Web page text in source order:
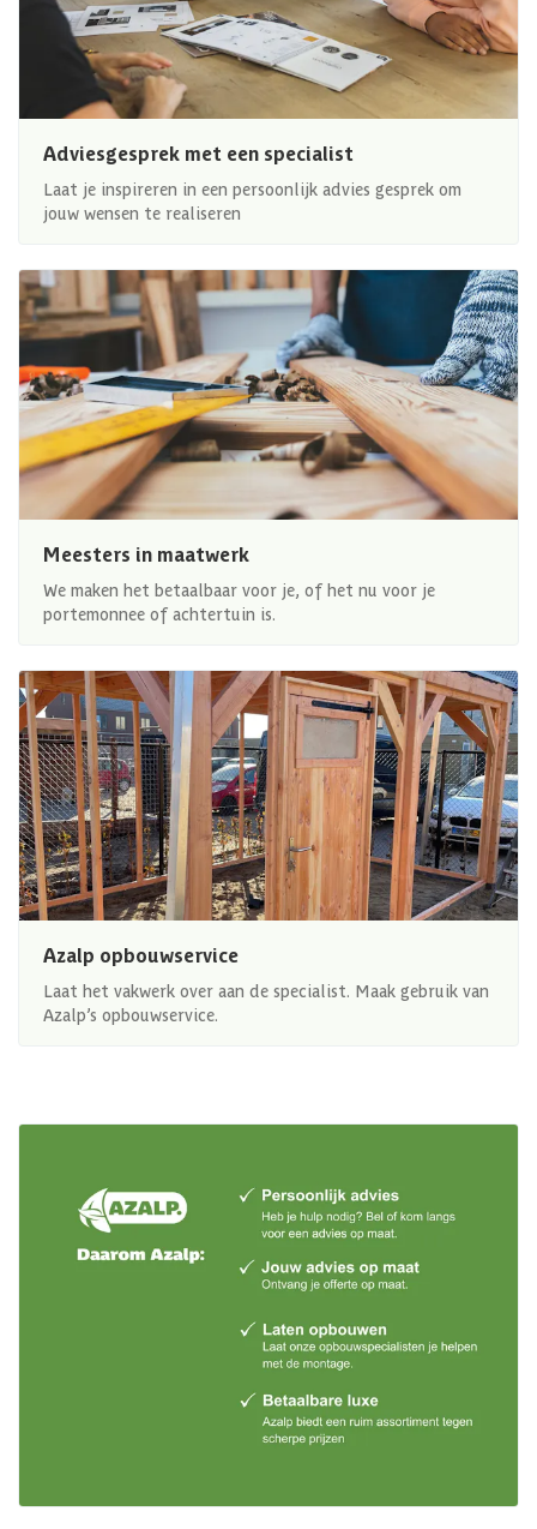
Adviesgesprek met een specialist
Laat je inspireren in een persoonlijk advies gesprek om
jouw wensen te realiseren
Meesters in maatwerk
We maken het betaalbaar voor je, of het nu voor je
portemonnee of achtertuin is.
Azalp opbouwservice
Laat het vakwerk over aan de specialist. Maak gebruik van
Azalp’s opbouwservice.